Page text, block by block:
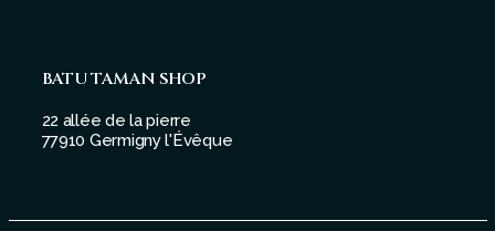
BATU TAMAN SHOP
22 allée de la pierre
77910 Germigny l'Évêque